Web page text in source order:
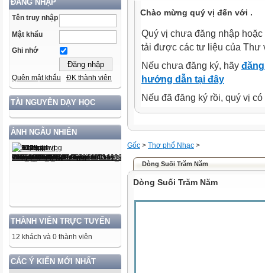
ĐĂNG NHẬP
Tên truy nhập
Mật khẩu
Ghi nhớ
Quên mật khẩu ĐK thành viên
TÀI NGUYÊN DẠY HỌC
ẢNH NGẪU NHIÊN
THÀNH VIÊN TRỰC TUYẾN
12 khách và 0 thành viên
CÁC Ý KIẾN MỚI NHẤT
Chào mừng quý vị đến với .
Quý vị chưa đăng nhập
tải được các tư liệu của Thư
Nếu chưa đăng ký, hãy
hướng dẫn tại đây
Nếu đã đăng ký rồi, quý vị
Gốc > Thơ phổ Nhạc >
Dòng Suối Trăm Năm
Dòng Suối Trăm Năm